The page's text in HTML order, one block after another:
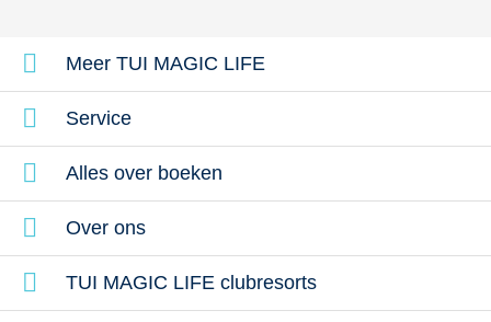
Meer TUI MAGIC LIFE
Service
Alles over boeken
Over ons
TUI MAGIC LIFE clubresorts